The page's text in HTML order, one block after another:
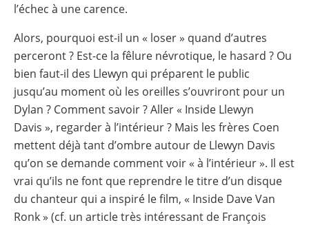
l’échec à une carence.
Alors, pourquoi est-il un « loser » quand d’autres
perceront ? Est-ce la fêlure névrotique, le hasard ? Ou
bien faut-il des Llewyn qui préparent le public
jusqu’au moment où les oreilles s’ouvriront pour un
Dylan ? Comment savoir ? Aller « Inside Llewyn
Davis », regarder à l’intérieur ? Mais les frères Coen
mettent déjà tant d’ombre autour de Llewyn Davis
qu’on se demande comment voir « à l’intérieur ». Il est
vrai qu’ils ne font que reprendre le titre d’un disque
du chanteur qui a inspiré le film, « Inside Dave Van
Ronk » (cf. un article très intéressant de François